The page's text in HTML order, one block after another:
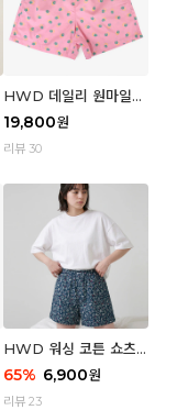
HWD 데일리 원마일
쇼츠 - 04 Aroma (우
먼)
19,800원
리뷰 30
HWD 워싱 코튼 쇼츠
(우먼) - 03 Berry tre
e
65% 6,900원
리뷰 23